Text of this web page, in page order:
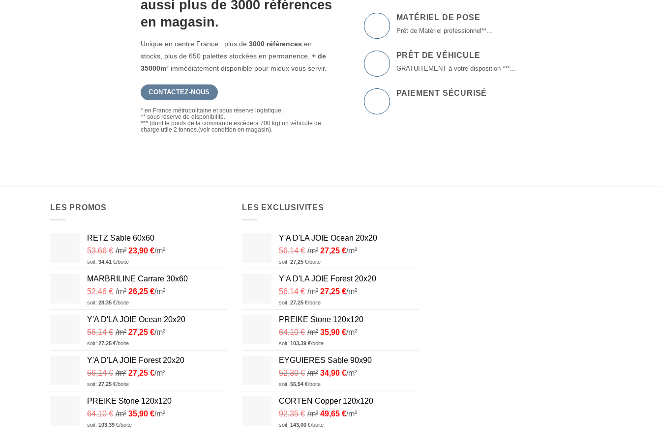
aussi plus de 3000 références
en magasin.
Unique en centre France : plus de3000 références en
stocks, plus de 650 palettes stockées en permanence,+ de
35000m² immédiatement disponible pour mieux vous servir.
CONTACTEZ-NOUS
* en France métropolitaine et sous réserve logistique.
** sous réserve de disponibilité.
*** (dont le poids de la commande excèdera 700 kg) un véhicule de
charge utile 2 tonnes.(voir condition en magasin).
MATÉRIEL DE POSE
Prêt de Matériel professionnel**...
PRÊT DE VÉHICULE
GRATUITEMENT à votre disposition ***...
PAIEMENT SÉCURISÉ
LES PROMOS
RETZ Sable 60x60
53,66€ /m² 23,90 €/m²
soit: 34,41 €/boite
MARBRILINE Carrare 30x60
52,46€ /m² 26,25 €/m²
soit: 28,35 €/boite
Y'A D'LA JOIE Ocean 20x20
56,14€ /m² 27,25 €/m²
soit: 27,25 €/boite
Y'A D'LA JOIE Forest 20x20
56,14€ /m² 27,25 €/m²
soit: 27,25 €/boite
PREIKE Stone 120x120
64,10€ /m² 35,90 €/m²
soit: 103,39 €/boite
LES EXCLUSIVITES
Y'A D'LA JOIE Ocean 20x20
56,14€ /m² 27,25 €/m²
soit: 27,25 €/boite
Y'A D'LA JOIE Forest 20x20
56,14€ /m² 27,25 €/m²
soit: 27,25 €/boite
PREIKE Stone 120x120
64,10€ /m² 35,90 €/m²
soit: 103,39 €/boite
EYGUIERES Sable 90x90
52,30€ /m² 34,90 €/m²
soit: 56,54 €/boite
CORTEN Copper 120x120
92,35€ /m² 49,65 €/m²
soit: 143,00 €/boite